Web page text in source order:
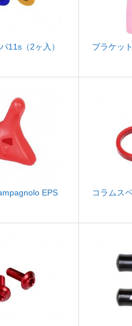
11s（2ヶ入） ブラケッ
EPS
コラムス